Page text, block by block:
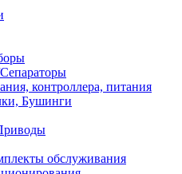
контроллера, питания
Бушинги
обслуживания